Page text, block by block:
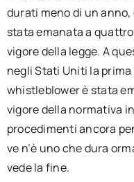
durati meno di un
stata emanata a
vigore della legge. A
negli Stati Uniti la
whistleblower è stata
vigore della normativa
procedimenti ancora
ve n’è uno che dura
vede la fine.